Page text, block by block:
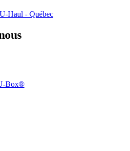
U-Haul - Québec
Box®